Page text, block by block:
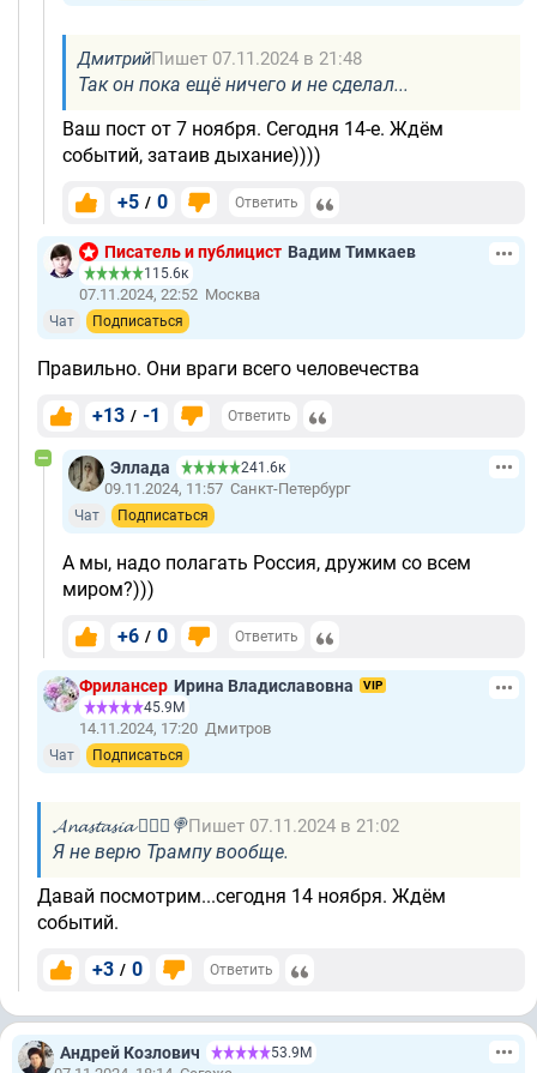
ДмитрийПишет 07.11.2024 в 21:48
Так он пока ещё ничего и не сделал...
Ваш пост от 7 ноября. Сегодня 14-е. Ждём
событий, затаив дыхание))))
+5 / 0 Ответить
Писатель и публицист Вадим Тимкаев
115.6к
07.11.2024, 22:52 Москва
Чат Подписаться
Правильно. Они враги всего человечества
+13 / -1 Ответить
Эллада 241.6к
09.11.2024, 11:57 Санкт-Петербург
Чат Подписаться
А мы, надо полагать Россия, дружим со всем
миром?)))
+6 / 0 Ответить
Фрилансер Ирина Владиславовна VIP
45.9М
14.11.2024, 17:20 Дмитров
Чат Подписаться
𝓐𝓷𝓪𝓼𝓽𝓪𝓼𝓲𝓪 👱🏼‍♀️🍭Пишет 07.11.2024 в 21:02
Я не верю Трампу вообще.
Давай посмотрим...сегодня 14 ноября. Ждём
событий.
+3 / 0 Ответить
Андрей Козлович 53.9М